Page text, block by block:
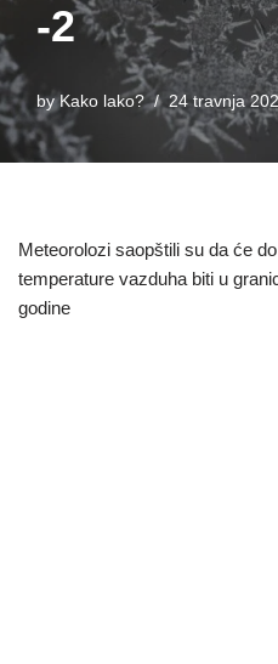
-2
by Kako lako? 24 travnja
Meteorolozi saopštili su da će
temperature vazduha biti u
godine